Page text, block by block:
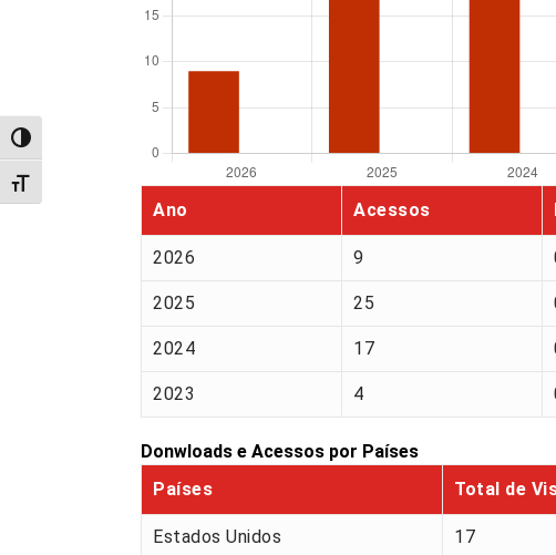
Alternar alto contraste
Alternar tamanho da fonte
Ano Acessos
2026 9
2025 25
2024 17
2023 4
Donwloads e Acessos por Países
Países
Total de
Estados Unidos 17